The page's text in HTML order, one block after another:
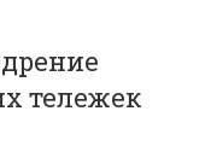
тележек